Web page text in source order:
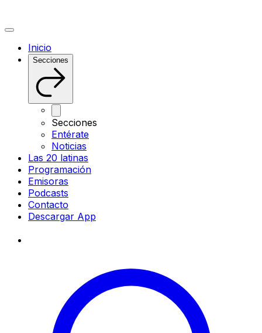
Inicio
Secciones
Secciones
Entérate
Noticias
Las 20 latinas
Programación
Emisoras
Podcasts
Contacto
Descargar App